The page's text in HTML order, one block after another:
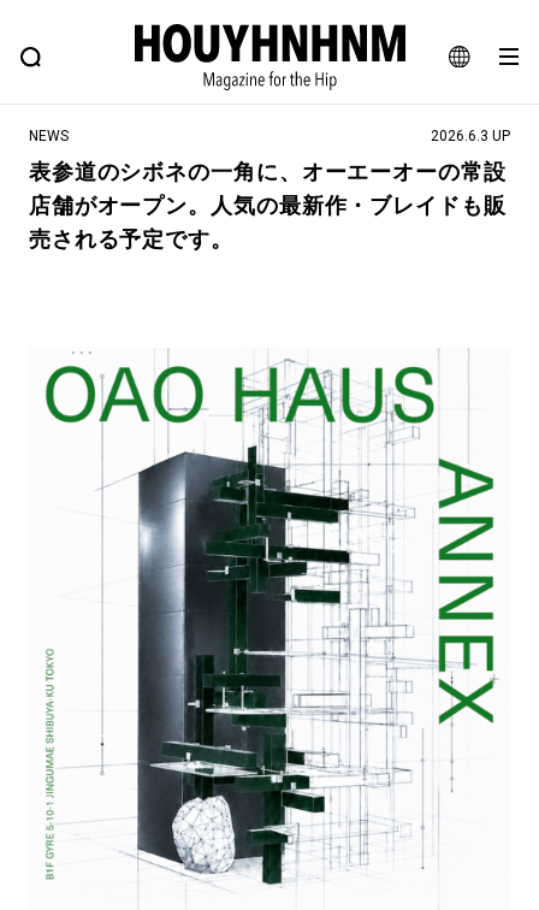
JA
EN
FEATURE BLOG SNAP
ヒップなファッション、カルチャー、ライフスタイルWEBマガジン
#注目のタグ
#NEW VINTAGE #マイナーグッド図鑑
#路地裏てぃーん。 #MONTHLY JOURNAL
#GH 銘品の所以 #フイナムのYouTube
#Commune H #FOCUS IT #AH.H
#ととけん #FASHION #MUSIC #MOVIE
#LIFESTYLE #SNEAKER #OUTDOOR
#SPORTS #HANDSOME HANDBOOK
NEWS 2026.6.3 UP
表参道のシボネの一角に、オーエーオーの常設
店舗がオープン。人気の最新作・ブレイドも販
売される予定です。